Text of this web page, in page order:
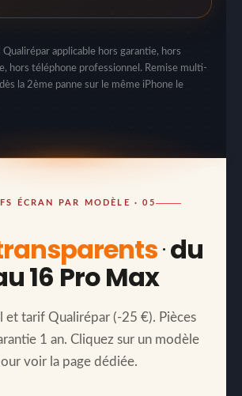
Qualirépar applicable hors garantie, hors
hors téléphone professionnel. Remise multi-
la 2ème panne sur le même iPhone le
ÉCRAN PAR MODÈLE · 05
·du
16 Pro Max
et tarif Qualirépar (-25 €). Pièces
1 an. Cliquez sur un modèle
voir la page dédiée.